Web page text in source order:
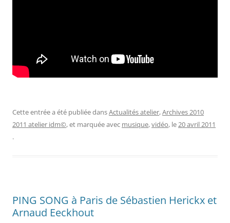
Cette entrée a été publiée dansActualités atelier,Archives 2010
2011 atelier idm©, et marquée avec musique,vidéo, le20 avril 2011
.
PING SONG à Paris de Sébastien Herickx et
Arnaud Eeckhout